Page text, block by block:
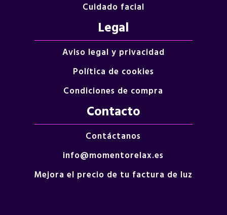
Cuidado facial
Legal
Aviso legal y privacidad
Política de cookies
Condiciones de compra
Contacto
Contáctanos
info@momentorelax.es
Mejora el precio de tu factura de luz